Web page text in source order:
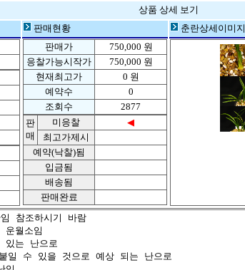
상품 상세 보기
판매현황
판매가
750,000 원
응찰가능시작가
750,000 원
현재최고가
0 원
예약수
0
조회수
2877
판
매
미응찰
◀
최고가제시
예약(낙찰)됨
입금됨
배송됨
판매완료
춘란상세이미지